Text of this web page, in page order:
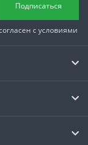
Подписаться
с условиями